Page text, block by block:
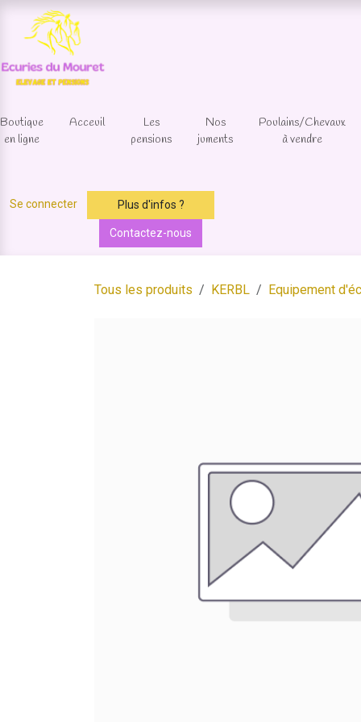
Se rendre au contenu
Boutique
en ligne
Acceuil
Les
pensions
Nos
juments
Poulains/Chevaux
à vendre
Se connecter Plus d'infos ?
Contactez-nous
Tous les produits KERBL Equipement